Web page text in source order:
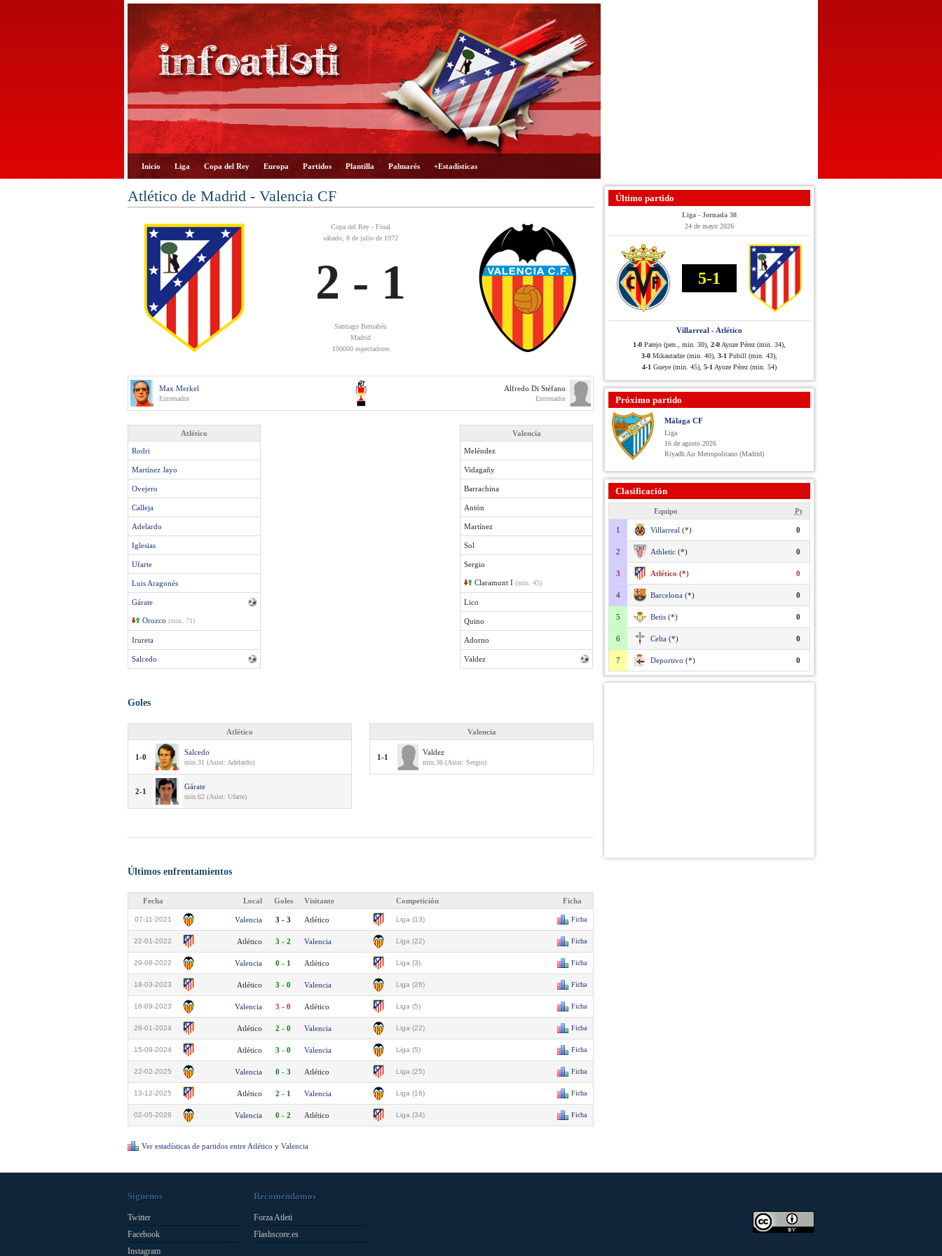
Inicio Liga Copa del Rey Europa Partidos Plantilla Palmarés +Estadísticas
Atlético de Madrid - Valencia CF
Copa del Rey - Final
sábado, 8 de julio de 1972
2 - 1
Santiago Bernabéu
Madrid
100000 espectadores
Max Merkel
Entrenador
Alfredo Di Stéfano
Entrenador
Atlético
Rodri
Martínez Jayo
Ovejero
Calleja
Adelardo
Iglesias
Ufarte
Luis Aragonés
Gárate
Orozco (min. 71)
Irureta
Salcedo
Valencia
Meléndez
Vidagañy
Barrachina
Antón
Martínez
Sol
Sergio
Claramunt I (min. 45)
Lico
Quino
Adorno
Valdez
Goles
Atlético
1-0
Salcedo
min.31 (Asist: Adelardo)
2-1
Gárate
min.62 (Asist: Ufarte)
Valencia
1-1
Valdez
min.36 (Asist: Sergio)
Últimos enfrentamientos
Fecha Local Goles Visitante Competición Ficha
07-11-2021 Valencia 3 - 3 Atlético Liga (13) Ficha
22-01-2022 Atlético 3 - 2 Valencia Liga (22) Ficha
29-08-2022 Valencia 0 - 1 Atlético Liga (3) Ficha
18-03-2023 Atlético 3 - 0 Valencia Liga (26) Ficha
16-09-2023 Valencia 3 - 0 Atlético Liga (5) Ficha
28-01-2024 Atlético 2 - 0 Valencia Liga (22) Ficha
15-09-2024 Atlético 3 - 0 Valencia Liga (5) Ficha
22-02-2025 Valencia 0 - 3 Atlético Liga (25) Ficha
13-12-2025 Atlético 2 - 1 Valencia Liga (16) Ficha
02-05-2026 Valencia 0 - 2 Atlético Liga (34) Ficha
Ver estadísticas de partidos entre Atlético y Valencia
Último partido
Liga - Jornada 38
24 de mayo 2026
5-1
Villarreal - Atlético
1-0 Parejo (pen., min. 30), 2-0 Ayoze Pérez (min. 34),
3-0 Mikautadze (min. 40), 3-1 Pubill (min. 43),
4-1 Gueye (min. 45), 5-1 Ayoze Pérez (min. 54)
Próximo partido
Málaga CF
Liga
16 de agosto 2026
Riyadh Air Metropolitano (Madrid)
Clasificación
Equipo Pt
1 Villarreal (*) 0
2 Athletic (*) 0
3 Atlético (*) 0
4 Barcelona (*) 0
5 Betis (*) 0
6 Celta (*) 0
7 Deportivo (*) 0
Síguenos
Twitter
Facebook
Instagram
Recomendamos
Forza Atleti
Flashscore.es